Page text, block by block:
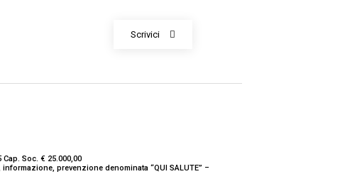
Scrivici
Cap. Soc. € 25.000,00
prevenzione denominata “QUI SALUTE” –